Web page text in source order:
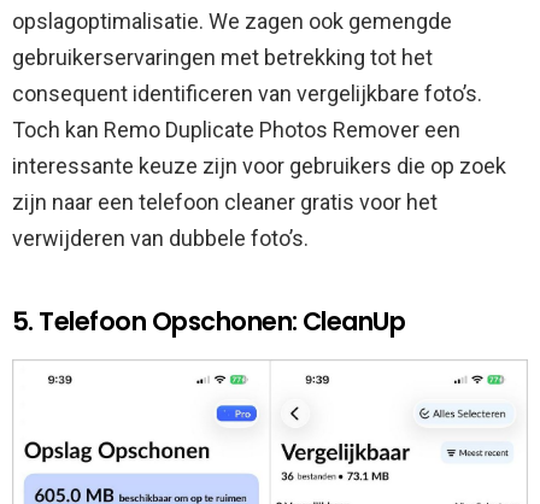
opslagoptimalisatie. We zagen ook gemengde
gebruikerservaringen met betrekking tot het
consequent identificeren van vergelijkbare foto’s.
Toch kan Remo Duplicate Photos Remover een
interessante keuze zijn voor gebruikers die op zoek
zijn naar een telefoon cleaner gratis voor het
verwijderen van dubbele foto’s.
5. Telefoon Opschonen: CleanUp